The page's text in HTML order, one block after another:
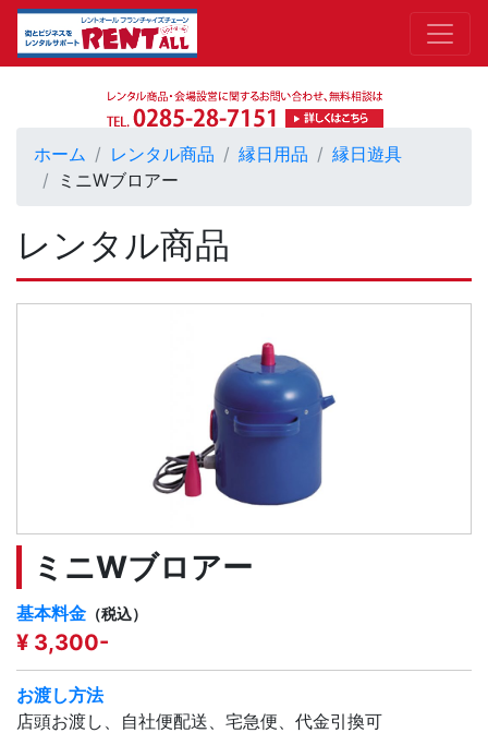
ホーム レンタル商品 縁日用品
縁日遊具
ミニWブロアー
レンタル商品
ミニWブロアー
基本料金 （税込）
¥ 3,300-
お渡し方法
店頭お渡し、自社便配送、宅急便、代金引換可